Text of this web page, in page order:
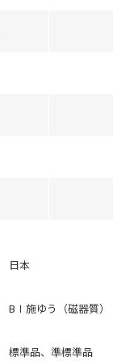
日本
BⅠ施ゆう（磁器質）
標準品、準標準品